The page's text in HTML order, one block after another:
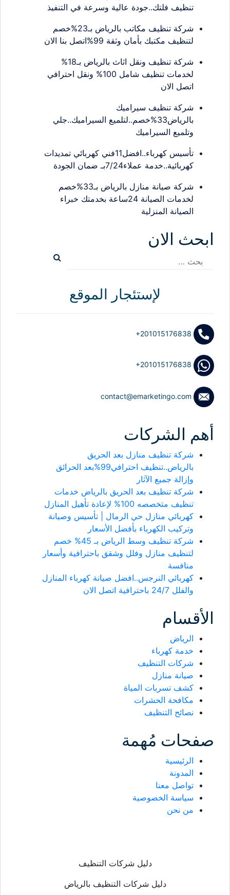
تنظيف فلتك..جودة عالية وسرعة في التنفيذ
شركة تنظيف مكاتب بالرياض بـ23%خصم
لتنظيف مكتبك بأمان وثقة 99%اتصل بنا الان
شركة تنظيف ونقل اثاث بالرياض بـ18%
لخدمات تنظيف شامل 100% ونقل احترافي
اتصل الان
شركة تنظيف سيراميك
بالرياض33%خصم..لتلميع السيراميك..جلي
وتلميع السيراميك
تأسيس كهرباء..افضل11فني كهربائي تمديدات
كهربائية..خدمة عملاء7/24بـ ضمان الجودة
شركة صيانة منازل بالرياض بـ33%خصم
لخدمات الصيانة 24ساعة بخدمتك خبراء
الصيانة المنزلية
ابحث الان
البحث
لإستئجار الموقع
+201015176838
+201015176838
contact@emarketingo.com
أهم الشركات
شركة تنظيف منازل بعد الحريق
بالرياض..تنظيف احترافي99%بعد الحرائق
وإزالة جميع الآثار
شركة تنظيف بعد الحريق بالرياض خدمات
تنظيف متخصصه 100% لإعادة تأهيل المنازل
كهربائي منازل حي الرمال | تأسيس وصيانة
وتركيب الكهرباء بأفضل الأسعار
شركة تنظيف وسط الرياض بـ 45% خصم
لتنظيف منازل وفلل وشقق باحترافية وأسعار
منافسة
كهربائي النرجس..افضل صيانة كهرباء المنازل
والفلل 24/7 باحترافية اتصل الان
الأقسام
الرياض
خدمة كهرباء
شركات التنظيف
صيانة منازل
كشف تسربات المياة
مكافحة الحشرات
نصائح التنظيف
صفحات مُهمة
الرئيسية
المدونة
تواصل معنا
سياسة الخصوصية
من نحن
دليل شركات التنظيف
دليل شركات التنظيف بالرياض